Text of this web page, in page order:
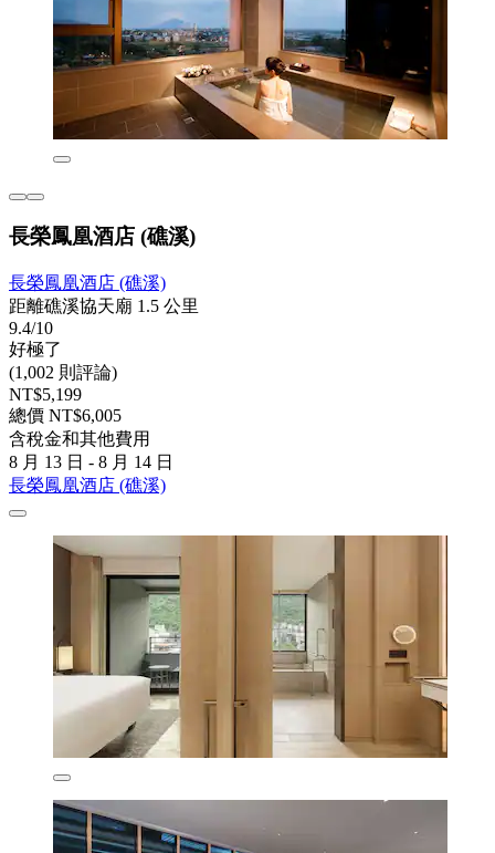
長榮鳳凰酒店 (礁溪)
長榮鳳凰酒店 (礁溪)
距離礁溪協天廟 1.5 公里
9.4/10
好極了
(1,002 則評論)
NT$5,199
總價 NT$6,005
含稅金和其他費用
8 月 13 日 - 8 月 14 日
長榮鳳凰酒店 (礁溪)